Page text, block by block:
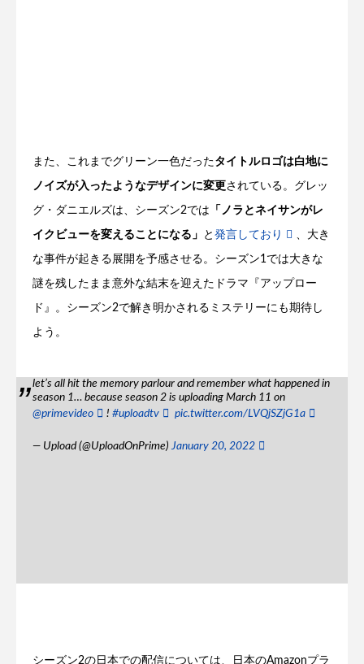
また、これまでグリーン一色だったタイトルロゴは白地に
ノイズが入ったようなデザインに変更 されている。グレッ
グ・ダニエルズは、シーズン2では 「ノラとネイサンがレ
イクビューを変えることになる」 と 発言しており 、大き
な事件が起きる展開を予感させる。シーズン1では大きな
謎を残したまま意外な結末を迎えたドラマ『アップロー
ド』。シーズン2で解き明かされるミステリーにも期待し
よう。
let’s all hit the memory parlour and remember what happened in
season 1… because season 2 is uploading March 11 on
@primevideo
! #uploadtv pic.twitter.com/LVQjSZjG1a
— Upload (@UploadOnPrime)January 20, 2022
シーズン2の日本での配信については、日本のAmazonプラ